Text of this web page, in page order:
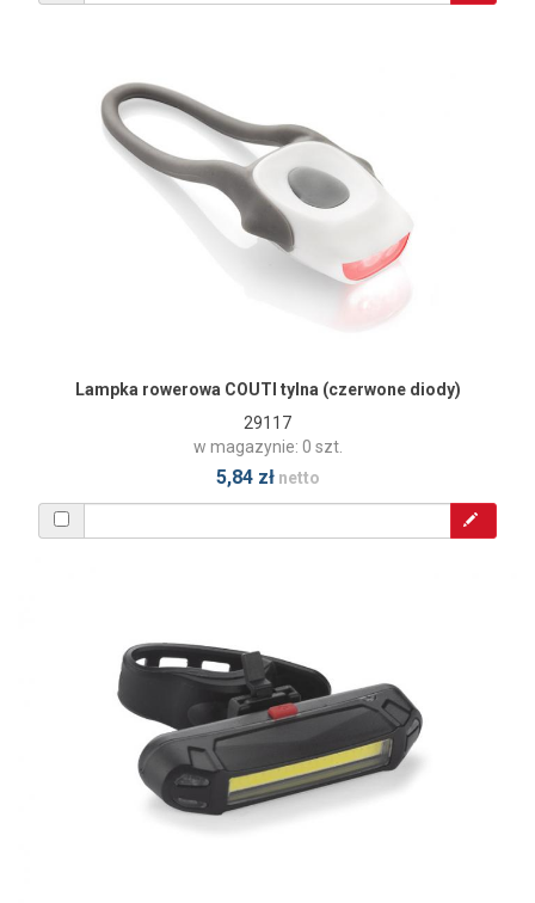
Lampka rowerowa COUTI tylna (czerwone diody)
29117
w magazynie: 0 szt.
5,84 złnetto